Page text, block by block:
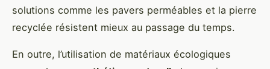
solutions comme les pavers perméables et la pierre
recyclée résistent mieux au passage du temps.
En outre, l’utilisation de matériaux écologiques